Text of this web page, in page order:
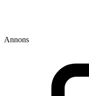
Annons